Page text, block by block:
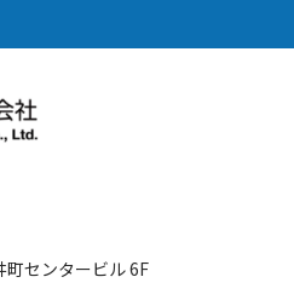
センタービル 6F